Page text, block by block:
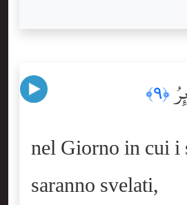
﴿٩﴾
nel Giorno in cui i
saranno svelati,